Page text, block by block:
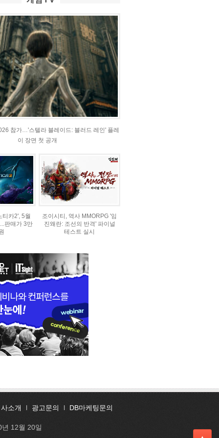
참가…'스텔라 블레이드: 블러드 레인' 플레
이 장면 첫 공개
티카2', 5월
판매가 3만
조이시티, 역사 MMORPG '임
진왜란: 조선의 반격' 파이널
테스트 실시
소개 l 광고문의 l DB마케팅문의
12월 20일